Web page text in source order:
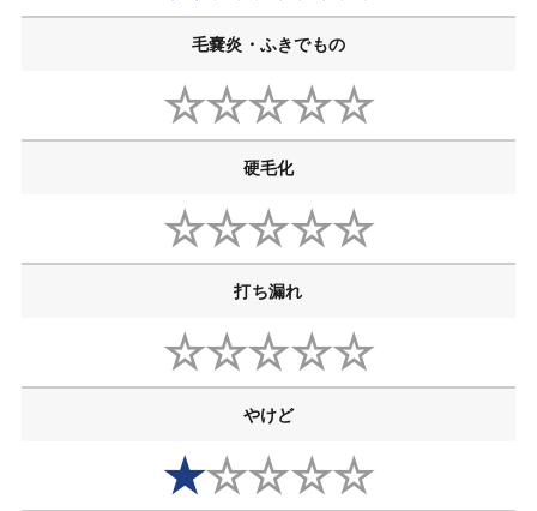
毛嚢炎・ふきでもの
☆☆☆☆☆
硬毛化
☆☆☆☆☆
打ち漏れ
☆☆☆☆☆
やけど
★☆☆☆☆